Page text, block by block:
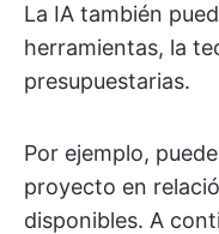
La IA también
herramientas, la
presupuestarias.
Por ejemplo,
proyecto en
disponibles. A